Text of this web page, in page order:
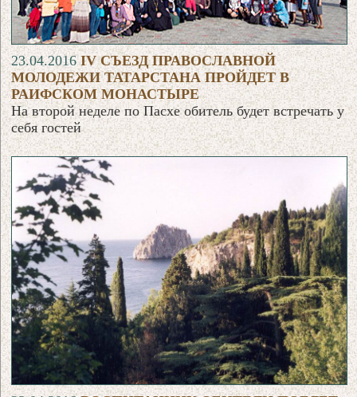
23.04.2016IV CЪЕЗД ПРАВОСЛАВНОЙ
МОЛОДЕЖИ ТАТАРСТАНА ПРОЙДЕТ В
РАИФСКОМ МОНАСТЫРЕ
На второй неделе по Пасхе обитель будет встречать у
себя гостей